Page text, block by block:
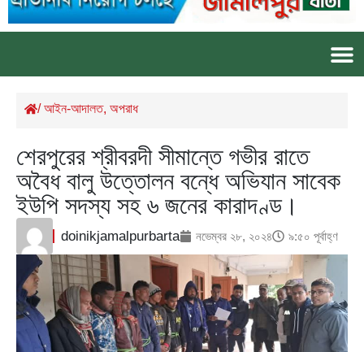
/আইন-আদালত, অপরাধ
শেরপুরের শ্রীবরদী সীমান্তে গভীর রাতে
অবৈধ বালু উত্তোলন বন্ধে অভিযান সাবেক
ইউপি সদস্য সহ ৬ জনের কারাদণ্ড।
doinikjamalpurbarta নভেম্বর ২৮, ২০২৪ ৯:৫০ পূর্বাহ্ণ